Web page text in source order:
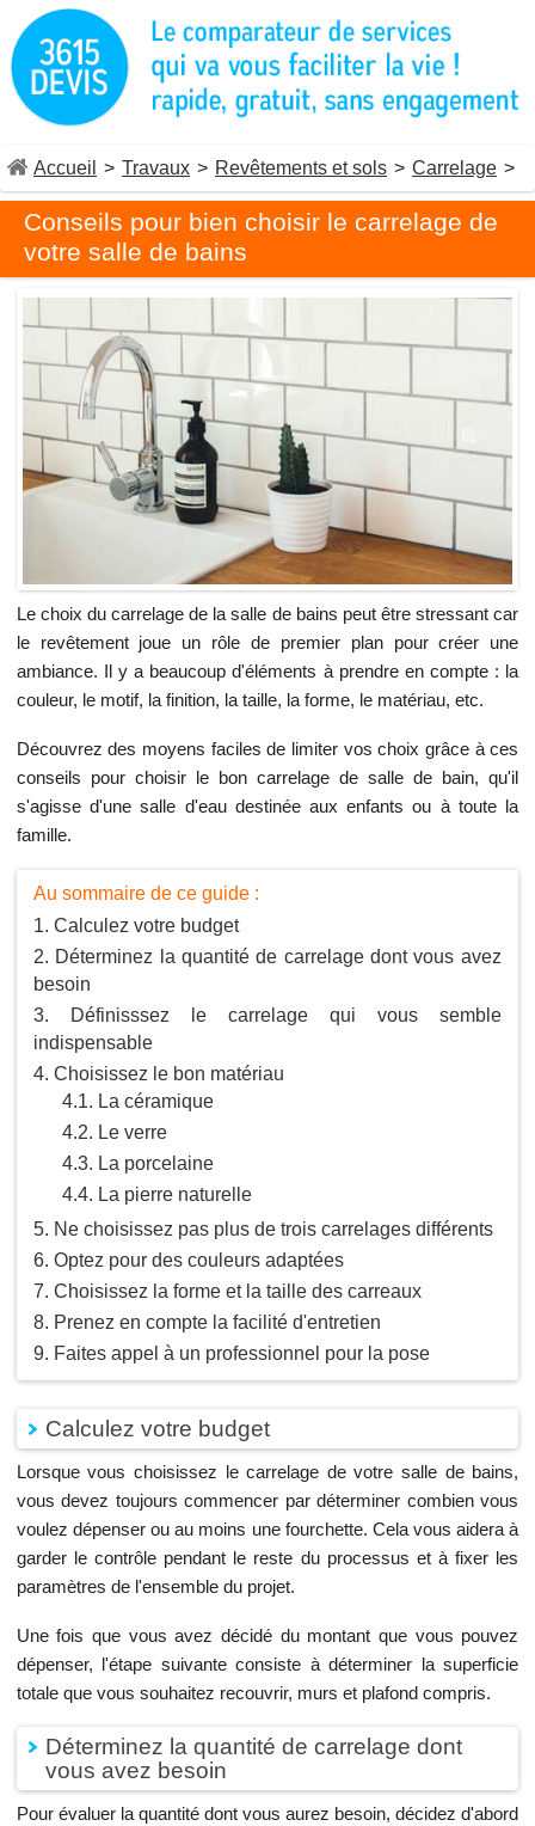
Accueil > Travaux > Revêtements et sols > Carrelage >
Conseils pour bien choisir le carrelage de
votre salle de bains
Le choix du carrelage de la salle de bains peut être stressant car
le revêtement joue un rôle de premier plan pour créer une
ambiance. Il y a beaucoup d'éléments à prendre en compte : la
couleur, le motif, la finition, la taille, la forme, le matériau, etc.
Découvrez des moyens faciles de limiter vos choix grâce à ces
conseils pour choisir le bon carrelage de salle de bain, qu'il
s'agisse d'une salle d'eau destinée aux enfants ou à toute la
famille.
Au sommaire de ce guide :
Calculez votre budget
Déterminez la quantité de carrelage dont vous avez
besoin
Définisssez le carrelage qui vous semble
indispensable
Choisissez le bon matériau
La céramique
Le verre
La porcelaine
La pierre naturelle
Ne choisissez pas plus de trois carrelages différents
Optez pour des couleurs adaptées
Choisissez la forme et la taille des carreaux
Prenez en compte la facilité d'entretien
Faites appel à un professionnel pour la pose
Calculez votre budget
Lorsque vous choisissez le carrelage de votre salle de bains,
vous devez toujours commencer par déterminer combien vous
voulez dépenser ou au moins une fourchette. Cela vous aidera à
garder le contrôle pendant le reste du processus et à fixer les
paramètres de l'ensemble du projet.
Une fois que vous avez décidé du montant que vous pouvez
dépenser, l'étape suivante consiste à déterminer la superficie
totale que vous souhaitez recouvrir, murs et plafond compris.
Déterminez la quantité de carrelage dont
vous avez besoin
Pour évaluer la quantité dont vous aurez besoin, décidez d'abord